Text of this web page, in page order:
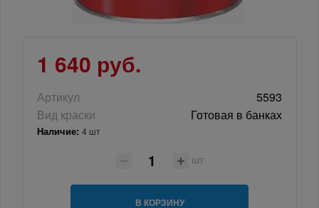
1 640 руб.
Артикул
5593
Вид краски
Готовая в банках
Наличие: 4 шт
шт
В КОРЗИНУ